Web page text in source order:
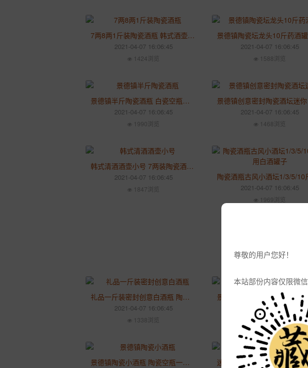
尊敬的用户您好！
本站部份内容仅限微信
7两8两1斤装陶瓷酒瓶 韩式酒壶仿古酒罐清酒酒具空瓶子
2021-04-07 16:06:45
1424浏览
2021-04-07 16:06:45
1588浏览
景德镇半斤陶瓷酒瓶 白瓷空瓶平盖 家用密封牡丹小酒壶装酒容器
2021-04-07 16:06:45
1990浏览
2021-04-07 16:06:45
1468浏览
韩式清酒酒壶小号 7两装陶瓷酒瓶 日式酒壶酒具陶瓷空瓶定制
2021-04-07 16:06:45
1847浏览 2021-04-07 16:06:45
1969浏览
礼品一斤装密封创意白酒瓶 陶瓷小空瓶子 酒壶特色摆件 复古储酒罐
2021-04-07 16:06:45
1338浏览
2021-04-07 16:06:45
1509浏览
景德镇陶瓷小酒瓶 陶瓷空瓶一斤装 密封家用装饰创意酒瓶 泡酒小酒罐